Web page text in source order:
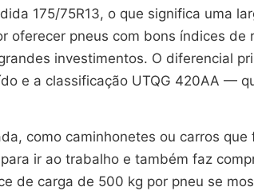
175/75R13, o que significa uma
oferecer pneus com bons índices de
investimentos. O diferencial
e a classificação UTQG 420AA —
como caminhonetes ou carros que
ir ao trabalho e também faz
de carga de 500 kg por pneu se